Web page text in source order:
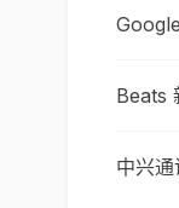
Beats
中兴